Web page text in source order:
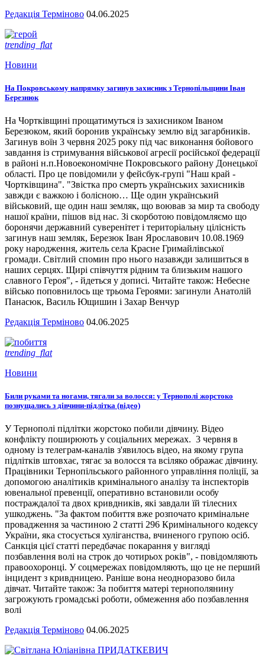
Редакція Терміново 04.06.2025
trending_flat
Новини
На Покровському напрямку загинув захисник з Тернопільщини Іван
Березнюк
На Чортківщині прощатимуться із захисником Іваном
Березюком, який боронив українську землю від загарбників.
Загинув воїн 3 червня 2025 року під час виконання бойового
завдання із стримування військової агресії російської федерації
в районі н.п.Новоекономічне Покровського району Донецької
області. Про це повідомили у фейсбук-групі "Наш край -
Чортківщина". "Звістка про смерть українських захисників
завжди є важкою і болісною… Ще один український
військовий, ще один наш земляк, що воював за мир та свободу
нашої країни, пішов від нас. Зі скорботою повідомляємо що
боронячи державний суверенітет і територіальну цілісність
загинув наш земляк, Березюк Іван Ярославович 10.08.1969
року народження, житель села Красне Гримайлівської
громади. Світлий спомин про нього назавжди залишиться в
наших серцях. Щирі співчуття рідним та близьким нашого
славного Героя", - йдеться у дописі. Читайте також: Небесне
військо поповнилось ще трьома Героями: загинули Анатолій
Панасюк, Василь Ющишин і Захар Венчур
Редакція Терміново 04.06.2025
trending_flat
Новини
Били руками та ногами, тягали за волосся: у Тернополі жорстоко
познущались з дівчини-підлітка (відео)
У Тернополі підлітки жорстоко побили дівчину. Відео
конфлікту поширюють у соціальних мережах. 3 червня в
одному із телеграм-каналів з'явилось відео, на якому група
підлітків штовхає, тягає за волосся та всіляко ображає дівчину.
Працівники Тернопільського районного управління поліції, за
допомогою аналітиків кримінального аналізу та інспекторів
ювенальної превенції, оперативно встановили особу
постраждалої та двох кривдників, які завдали їй тілесних
ушкоджень. "За фактом побиття вже розпочато кримінальне
провадження за частиною 2 статті 296 Кримінального кодексу
України, яка стосується хуліганства, вчиненого групою осіб.
Санкція цієї статті передбачає покарання у вигляді
позбавлення волі на строк до чотирьох років", - повідомляють
правоохоронці. У соцмережах повідомляють, що це не перший
інцидент з кривдницею. Раніше вона неодноразово била
дівчат. Читайте також: За побиття матері тернополянину
загрожують громадські роботи, обмеження або позбавлення
волі
Редакція Терміново 04.06.2025